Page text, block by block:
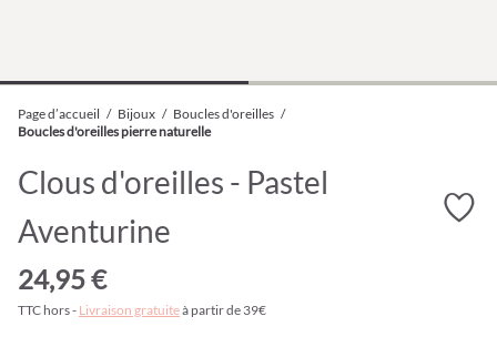
Page d’accueil / Bijoux / Boucles d'oreilles /
Boucles d'oreilles pierre naturelle
Clous d'oreilles - Pastel
Aventurine
24,95 €
TTC hors - Livraison gratuiteà partir de 39€